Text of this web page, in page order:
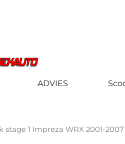
ADVIES
1 Impreza WRX 2001-2007